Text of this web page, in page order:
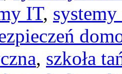
IT,
, szkoła